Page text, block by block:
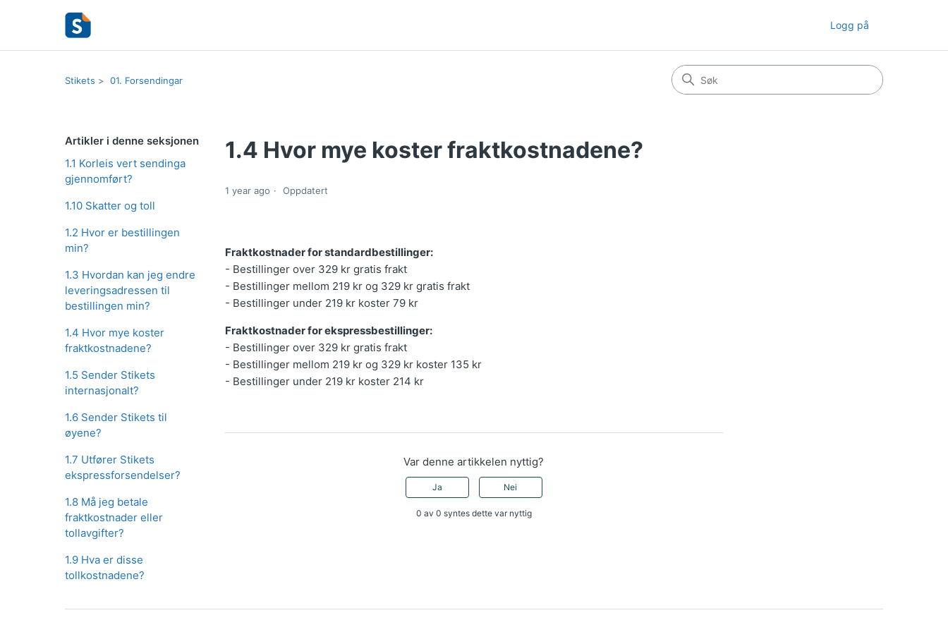
Logg på
Stikets 01. Forsendingar
Artikler i denne seksjonen
1.1 Korleis vert sendinga
gjennomført?
1.10 Skatter og toll
1.2 Hvor er bestillingen
min?
1.3 Hvordan kan jeg endre
leveringsadressen til
bestillingen min?
1.4 Hvor mye koster
fraktkostnadene?
1.5 Sender Stikets
internasjonalt?
1.6 Sender Stikets til
øyene?
1.7 Utfører Stikets
ekspressforsendelser?
1.8 Må jeg betale
fraktkostnader eller
tollavgifter?
1.9 Hva er disse
tollkostnadene?
1.4 Hvor mye koster fraktkostnadene?
1 year ago Oppdatert
Fraktkostnader for standardbestillinger:
- Bestillinger over 329 kr gratis frakt
- Bestillinger mellom 219 kr og 329 kr gratis frakt
- Bestillinger under 219 kr koster 79 kr
Fraktkostnader for ekspressbestillinger:
- Bestillinger over 329 kr gratis frakt
- Bestillinger mellom 219 kr og 329 kr koster 135 kr
- Bestillinger under 219 kr koster 214 kr
Var denne artikkelen nyttig?
Ja Nei
0 av 0 syntes dette var nyttig